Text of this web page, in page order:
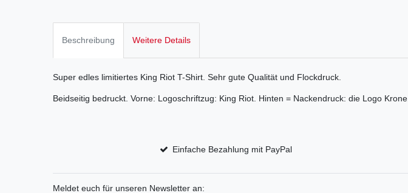
Beschreibung Weitere Details
Super edles limitiertes King Riot T-Shirt. Sehr gute Qualität und Flockdruck.
Beidseitig bedruckt. Vorne: Logoschriftzug: King Riot. Hinten = Nackendruck: die Logo Krone.
Einfache Bezahlung mit PayPal
Meldet euch für unseren Newsletter an: